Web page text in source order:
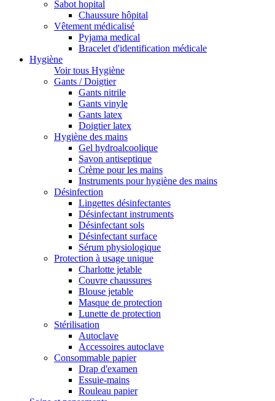
Sabot hopital
Chaussure hôpital
Vêtement médicalisé
Pyjama medical
Bracelet d'identification médicale
Hygiène
Voir tous Hygiène
Gants / Doigtier
Gants nitrile
Gants vinyle
Gants latex
Doigtier latex
Hygiène des mains
Gel hydroalcoolique
Savon antiseptique
Crème pour les mains
Instruments pour hygiène des mains
Désinfection
Lingettes désinfectantes
Désinfectant instruments
Désinfectant sols
Désinfectant surface
Sérum physiologique
Protection à usage unique
Charlotte jetable
Couvre chaussures
Blouse jetable
Masque de protection
Lunette de protection
Stérilisation
Autoclave
Accessoires autoclave
Consommable papier
Drap d'examen
Essuie-mains
Rouleau papier